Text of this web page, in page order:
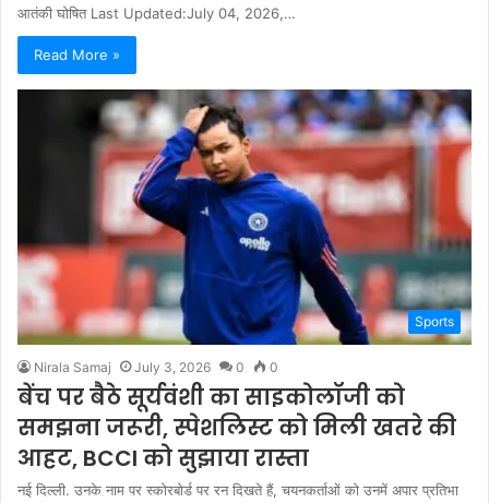
आतंकी घोषित Last Updated:July 04, 2026,…
Read More »
Sports
Nirala Samaj July 3, 2026 0 0
बेंच पर बैठे सूर्यवंशी का साइकोलॉजी को
समझना जरूरी, स्पेशलिस्ट को मिली खतरे की
आहट, BCCI को सुझाया रास्ता
नई दिल्ली. उनके नाम पर स्कोरबोर्ड पर रन दिखते हैं, चयनकर्ताओं को उनमें अपार प्रतिभा